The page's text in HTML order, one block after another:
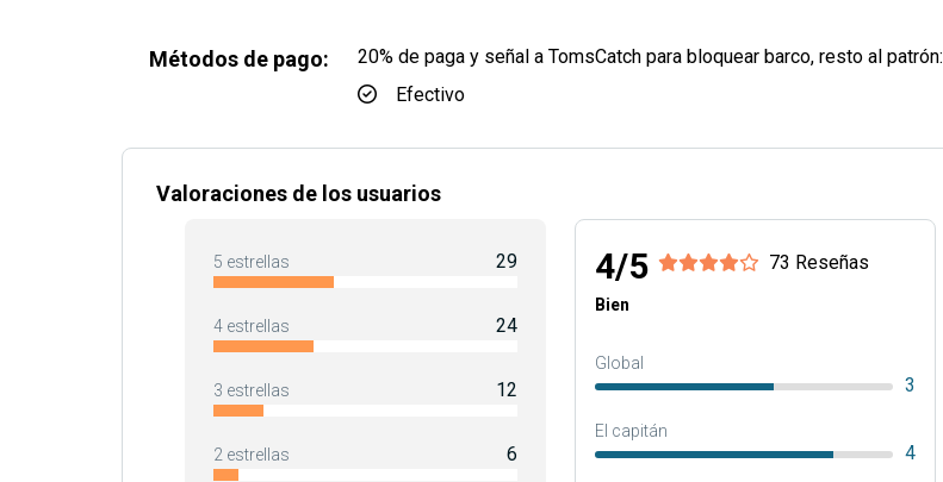
Métodos de pago:
20% de paga y señal a TomsCatch para bloquear barco, resto al patrón:
Efectivo
Valoraciones de los usuarios
5 estrellas 29
4 estrellas 24
3 estrellas 12
2 estrellas 6
4/5 73 Reseñas
Bien
Global
3
El capitán
4